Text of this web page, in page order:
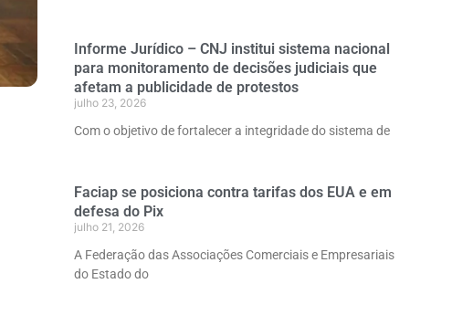
Informe Jurídico – CNJ institui sistema nacional
para monitoramento de decisões judiciais que
afetam a publicidade de protestos
julho 23, 2026
Com o objetivo de fortalecer a integridade do sistema de
Faciap se posiciona contra tarifas dos EUA e em
defesa do Pix
julho 21, 2026
A Federação das Associações Comerciais e Empresariais
do Estado do